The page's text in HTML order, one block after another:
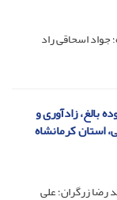
جواد اسحاقی راد
بالغ، زادآوری و
استان کرمانشاه
رضا زرگران؛ علی